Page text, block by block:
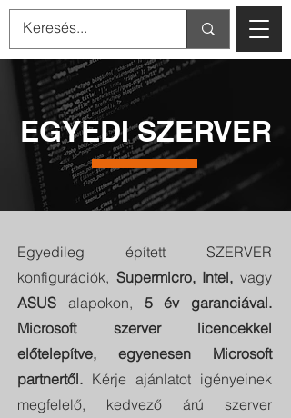
EGYEDI SZERVER
Egyedileg épített SZERVER
konfigurációk, Supermicro, Intel, vagy
ASUS alapokon, 5 év garanciával.
Microsoft szerver licencekkel
előtelepítve, egyenesen Microsoft
partnertől. Kérje ajánlatot igényeinek
megfelelő, kedvező árú szerver